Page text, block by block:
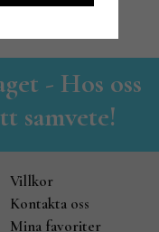
- Hos oss
samvete!
Villkor
Kontakta oss
Mina favoriter